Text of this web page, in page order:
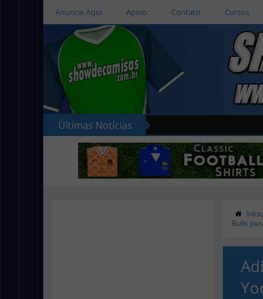
Anuncie Aqui Apoio Contato Cursos
Últimas Notícias
Início
Bulls